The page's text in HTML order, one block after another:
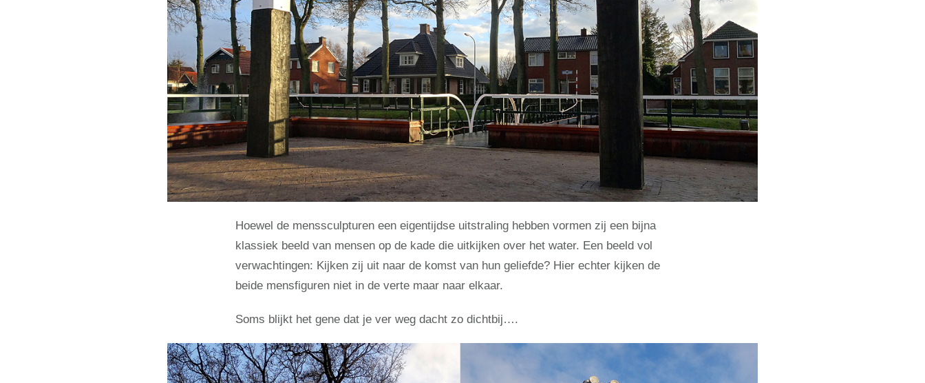
Hoewel de menssculpturen een eigentijdse uitstraling hebben vormen zij een bijna
klassiek beeld van mensen op de kade die uitkijken over het water. Een beeld vol
verwachtingen: Kijken zij uit naar de komst van hun geliefde? Hier echter kijken de
beide mensfiguren niet in de verte maar naar elkaar.
Soms blijkt het gene dat je ver weg dacht zo dichtbij….